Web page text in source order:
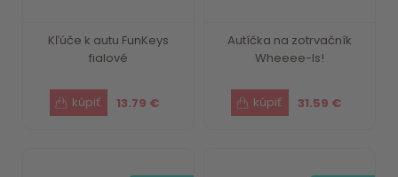
Kľúče k autu FunKeys
fialové
13.79 €
Autíčka na zotrvačník
Wheeee-ls!
31.59 €